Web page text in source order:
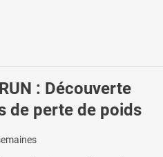
: Découverte
de perte de poids